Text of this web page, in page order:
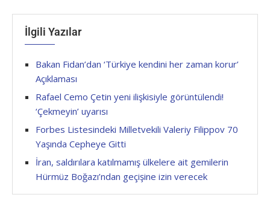
İlgili Yazılar
Bakan Fidan’dan ‘Türkiye kendini her zaman korur’
Açıklaması
Rafael Cemo Çetin yeni ilişkisiyle görüntülendi!
‘Çekmeyin’ uyarısı
Forbes Listesindeki Milletvekili Valeriy Filippov 70
Yaşında Cepheye Gitti
İran, saldırılara katılmamış ülkelere ait gemilerin
Hürmüz Boğazı’ndan geçişine izin verecek